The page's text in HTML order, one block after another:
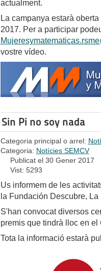
actualment.
La campanya estarà
2017. Per a participar
vostre vídeo.
Sin Pi no soy nada
Categoria principal o arrel:
Categoria: Notícies SEMCV
Publicat el 30 Gener 2017
Vist: 5293
Us informem de les
la Fundación Descubre,
S'han convocat diversos
premis que tindrà lloc en
Tota la informació estarà